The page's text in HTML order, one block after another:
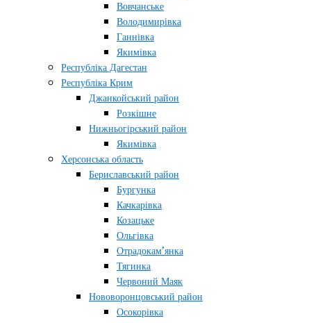
Вовчанське
Володимирівка
Ганнівка
Якимівка
Республіка Дагестан
Республіка Крим
Джанкойський район
Розкішне
Нижньогірський район
Якимівка
Херсонська область
Бериславський район
Бургунка
Качкарівка
Козацьке
Ольгівка
Отрадокам’янка
Тягинка
Червоний Маяк
Нововоронцовський район
Осокорівка